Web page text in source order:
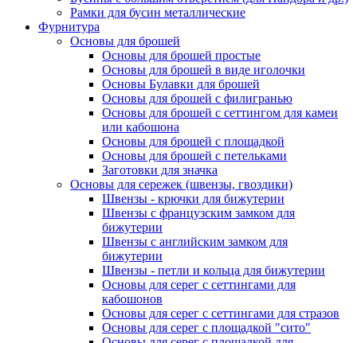
Рамки для бусин металлические
Фурнитура
Основы для брошей
Основы для брошей простые
Основы для брошей в виде иголочки
Основы Булавки для брошей
Основы для брошей с филигранью
Основы для брошей с сеттингом для камеи
или кабошона
Основы для брошей с площадкой
Основы для брошей с петельками
Заготовки для значка
Основы для сережек (швензы, гвоздики)
Швензы - крючки для бижутерии
Швензы с французским замком для
бижутерии
Швензы с английским замком для
бижутерии
Швензы - петли и кольца для бижутерии
Основы для серег с сеттингами для
кабошонов
Основы для серег с сеттингами для стразов
Основы для серег с площадкой "сито"